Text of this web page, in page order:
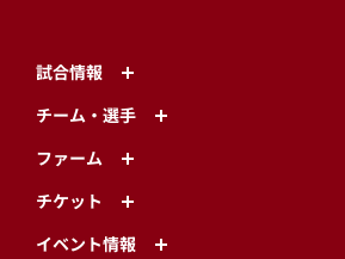
試合情報
チーム・選手
ファーム
チケット
イベント情報